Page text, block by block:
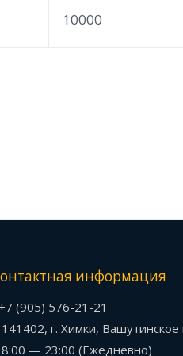
10000
информация
(905) 576-21-21
г. Химки, Вашутинское
— 23:00 (Ежедневно)